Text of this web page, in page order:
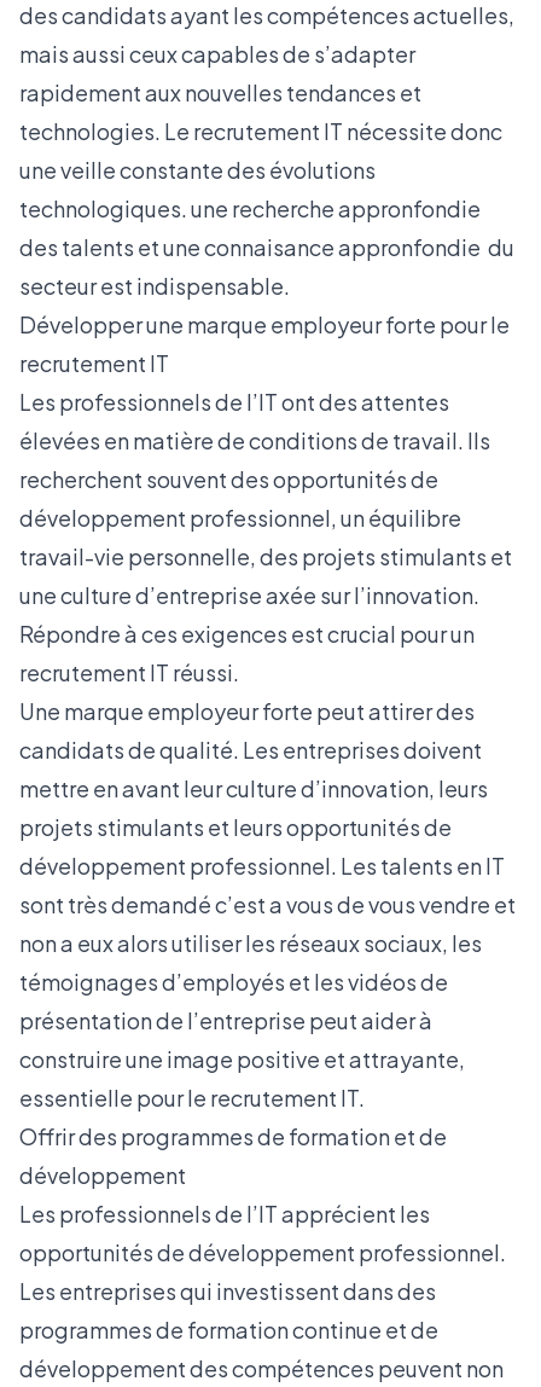
des candidats ayant les compétences actuelles,
mais aussi ceux capables de s’adapter
rapidement aux nouvelles tendances et
technologies. Le recrutement IT nécessite donc
une veille constante des évolutions
technologiques. une recherche appronfondie
des talents et une connaisance appronfondie du
secteur est indispensable.
Développer une marque employeur forte pour le
recrutement IT
Les professionnels de l’IT ont des attentes
élevées en matière de conditions de travail. Ils
recherchent souvent des opportunités de
développement professionnel, un équilibre
travail-vie personnelle, des projets stimulants et
une culture d’entreprise axée sur l’innovation.
Répondre à ces exigences est crucial pour un
recrutement IT réussi.
Une marque employeurforte peut attirer des
candidats de qualité. Les entreprises doivent
mettre en avant leur culture d’innovation, leurs
projets stimulants et leurs opportunités de
développement professionnel. Les talents en IT
sont très demandé c’est a vous de vous vendre et
non a eux alors utiliser les réseaux sociaux, les
témoignages d’employés et les vidéos de
présentation de l’entreprise peut aider à
construire une image positive et attrayante,
essentielle pour le recrutement IT.
Offrir des programmes de formation et de
développement
Les professionnels de l’IT apprécient les
opportunités de développement professionnel.
Les entreprises qui investissent dans des
programmes de formation continue et de
développement des compétences peuvent non